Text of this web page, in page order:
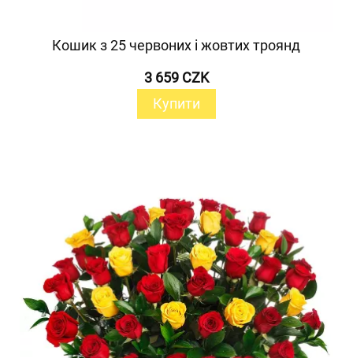
Кошик з 25 червоних і жовтих троянд
3 659 CZK
Купити